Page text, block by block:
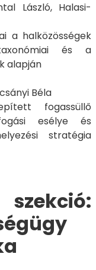
László, Halasi-
a halközösségek
és a
alapján
Béla
fogassüllő
esélye és
stratégia